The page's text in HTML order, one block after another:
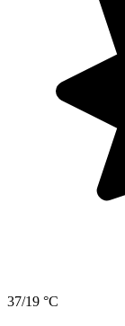
37/19 °C